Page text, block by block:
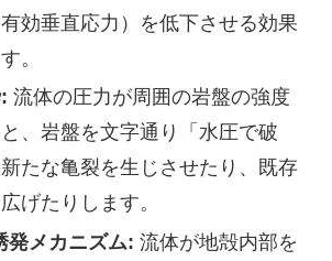
効垂直応力）を低下させる効果
。
流体の圧力が周囲の岩盤の強度
、岩盤を文字通り「水圧で破
たな亀裂を生じさせたり、既存
げたりします。
発メカニズム: 流体が地殻内部を